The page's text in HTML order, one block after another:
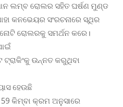
ଲମ୍ବ ରୋଲର ସହିତ ଘର୍ଷଣ ମୁଣ୍ଡ
କନଭେୟର ସଂରଚନାରେ ସ୍ଥିର
ରୋଲରକୁ ସମର୍ଥନ କରେ।
ଉନ୍ନତ କରୁଥିବା
ହେଉଛି
କିମ୍ବା କ୍ରମ ଅନୁସାରେ